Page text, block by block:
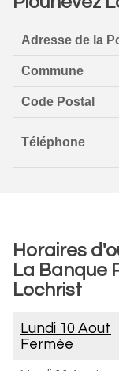
Adresse de la
Commune
Code Postal
Téléphone
Horaires
La Banque
Lochrist
Lundi 10 Aout
Fermée